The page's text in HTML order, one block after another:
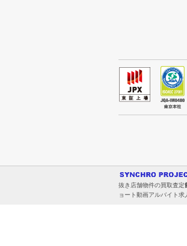
抜き店舗物件の買取査定
ョート動画アルバイト求